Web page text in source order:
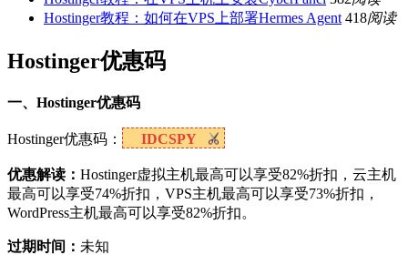
Hostinger教程：如何在VPS上部署Hermes Agent 418阅读
Hostinger优惠码
一、Hostinger优惠码
Hostinger优惠码： IDCSPY
优惠解读： Hostinger虚拟主机最高可以享受82%折扣，云主机
最高可以享受74%折扣，VPS主机最高可以享受73%折扣，
WordPress主机最高可以享受82%折扣。
过期时间： 未知